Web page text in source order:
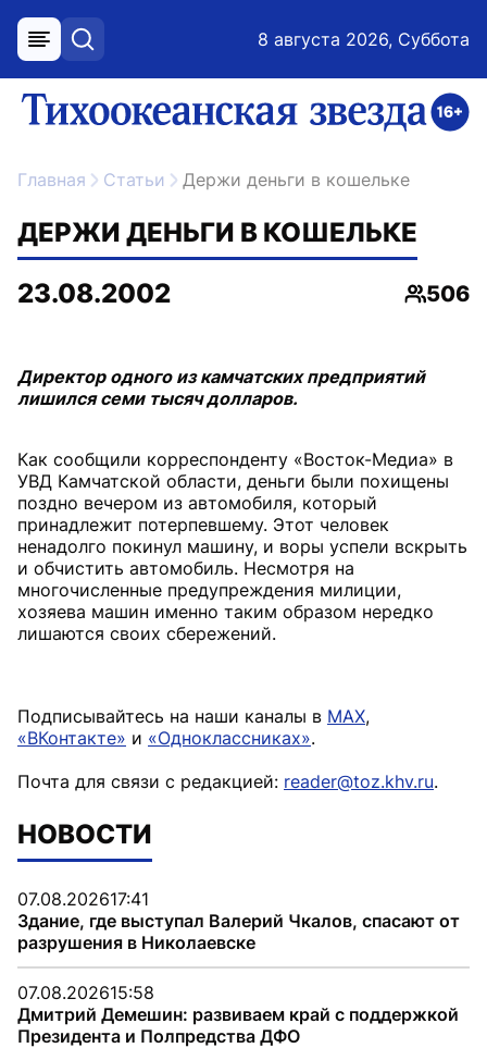
меню поиск 8 августа 2026, Суббота
ссылка на главную
Главная Статьи Держи деньги в кошельке
ДЕРЖИ ДЕНЬГИ В КОШЕЛЬКЕ
23.08.2002
506
Директор одного из камчатских предприятий
лишился семи тысяч долларов.
Как сообщили корреспонденту «Восток-Медиа» в
УВД Камчатской области, деньги были похищены
поздно вечером из автомобиля, который
принадлежит потерпевшему. Этот человек
ненадолго покинул машину, и воры успели вскрыть
и обчистить автомобиль. Несмотря на
многочисленные предупреждения милиции,
хозяева машин именно таким образом нередко
лишаются своих сбережений.
Подписывайтесь на наши каналы в MAX,
«ВКонтакте» и «Одноклассниках».
Почта для связи с редакцией: reader@toz.khv.ru.
НОВОСТИ
07.08.202617:41
Здание, где выступал Валерий Чкалов, спасают от
разрушения в Николаевске
07.08.202615:58
Дмитрий Демешин: развиваем край с поддержкой
Президента и Полпредства ДФО